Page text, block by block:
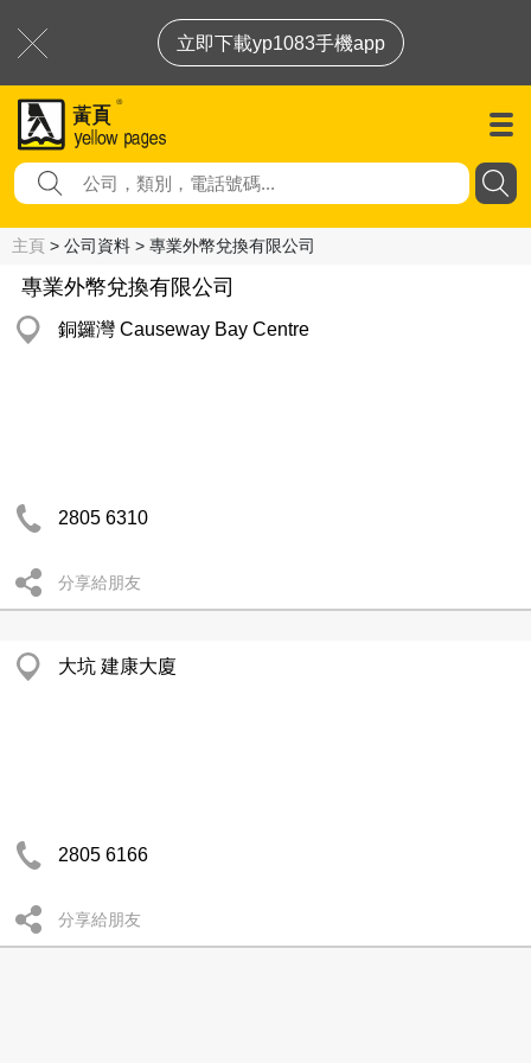
立即下載yp1083手機app
主頁 > 公司資料 > 專業外幣兌換有限公司
專業外幣兌換有限公司
銅鑼灣 Causeway Bay Centre
2805 6310
分享給朋友
大坑 建康大廈
2805 6166
分享給朋友